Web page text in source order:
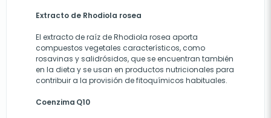
Extracto de Rhodiola rosea
El extracto de raíz de Rhodiola rosea aporta
compuestos vegetales característicos, como
rosavinas y salidrósidos, que se encuentran también
en la dieta y se usan en productos nutricionales para
contribuir a la provisión de fitoquímicos habituales.
Coenzima Q10